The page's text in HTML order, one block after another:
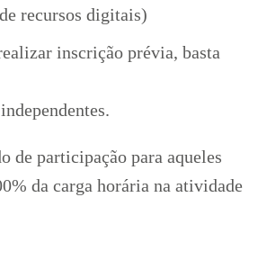
recursos digitais)
inscrição prévia, basta
de participação para aqueles
da carga horária na atividade